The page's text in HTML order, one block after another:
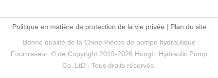
Politique en matière de protection de la vie privée | Plan du site
Bonne qualité de la Chine Pièces de pompe hydraulique
Fournisseur. © de Copyright 2019-2026 HongLi Hydraulic Pump
Co.,LtD . Tous droits réservés.